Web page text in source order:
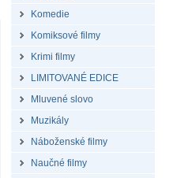
Komedie
Komiksové filmy
Krimi filmy
LIMITOVANÉ EDICE
Mluvené slovo
Muzikály
Náboženské filmy
Naučné filmy